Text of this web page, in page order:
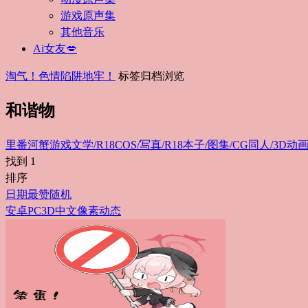
游戏原声集
其他音乐
Ai女友💋
淘气！色情陷阱地牢！ 标签归档浏览
和谐物
里番河蟹游戏文学/R18COS/写真/R18本子/图集/CG同人/3D动
找到 1
排序
日期最赞随机
安卓PC3D中文像素动态